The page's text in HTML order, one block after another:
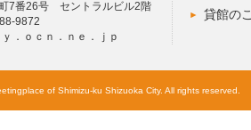
7番26号 セントラルビル2階
9872
．ｏｃｎ．ｎｅ．ｊｐ
貸館の
of Shimizu-ku Shizuoka City. All rights reserved.